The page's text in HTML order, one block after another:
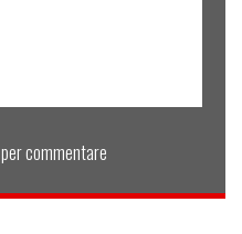
per commentare